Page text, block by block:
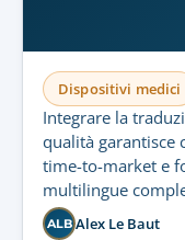
Dispositivi medici
Integrare la
qualità garantisce
time-to-market e
multilingue
gli audit.
ALB Alex Le Baut